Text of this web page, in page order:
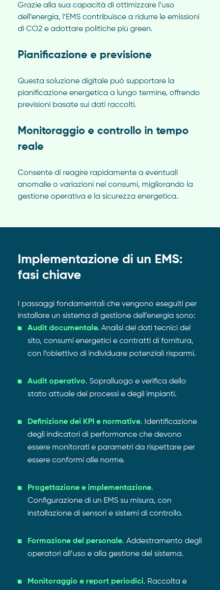
Grazie alla sua capacità di ottimizzare l’uso
dell’energia, l’EMS contribuisce a ridurre le emissioni
di CO2 e adottare politiche più green.
Pianificazione e previsione
Questa soluzione digitale può supportare la
pianificazione energetica a lungo termine, offrendo
previsioni basate sui dati raccolti.
Monitoraggio e controllo in tempo
reale
Consente di reagire rapidamente a eventuali
anomalie o variazioni nei consumi, migliorando la
gestione operativa e la sicurezza energetica.
Implementazione di un EMS:
fasi chiave
I passaggi fondamentali che vengono eseguiti per
installare un sistema di gestione dell’energia sono:
Audit documentale.Analisi dei dati tecnici del
sito, consumi energetici e contratti di fornitura,
con l’obiettivo di individuare potenziali risparmi.
Audit operativo. Sopralluogo e verifica dello
stato attuale dei processi e degli impianti.
Definizione dei KPI e normative. Identificazione
degli indicatori di performance che devono
essere monitorati e parametri da rispettare per
essere conformi alle norme.
Progettazione e implementazione.
Configurazione di un EMS su misura, con
installazione di sensori e sistemi di controllo.
Formazione del personale. Addestramento degli
operatori all’uso e alla gestione del sistema.
Monitoraggio e report periodici. Raccolta e